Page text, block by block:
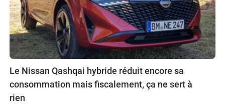
Le Nissan Qashqai hybride réduit encore sa
consommation mais fiscalement, ça ne sert à
rien